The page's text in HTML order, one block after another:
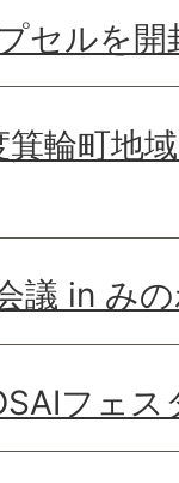
セルを
輪町地
議 in み
フェ